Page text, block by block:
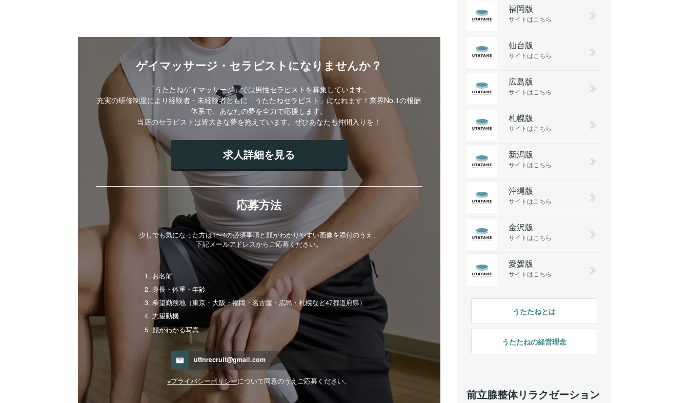
ゲイマッサージ・セラピストになりませんか？
「うたたねゲイマッサージ」では男性セラピストを募集しています。
充実の研修制度により経験者・未経験者ともに「うたたねセラピスト」になれます！業界No.1の報酬
体系で、あなたの夢を全力で応援します。
当店のセラピストは皆大きな夢を抱えています。ぜひあなたも仲間入りを！
求人詳細を見る
応募方法
少しでも気になった方は1〜4の必須事項と顔がわかりやすい画像を添付のうえ、
下記メールアドレスからご応募ください。
お名前
身長・体重・年齢
希望勤務地（東京・大阪・福岡・名古屋・広島・札幌など47都道府県）
志望動機
顔がわかる写真
uttnrecruit@gmail.com
※プライバシーポリシーについて同意のうえご応募ください。
福岡版
サイトはこちら
仙台版
サイトはこちら
広島版
サイトはこちら
札幌版
サイトはこちら
新潟版
サイトはこちら
沖縄版
サイトはこちら
金沢版
サイトはこちら
愛媛版
サイトはこちら
うたたねとは
うたたねの経営理念
前立腺整体リラクゼーション